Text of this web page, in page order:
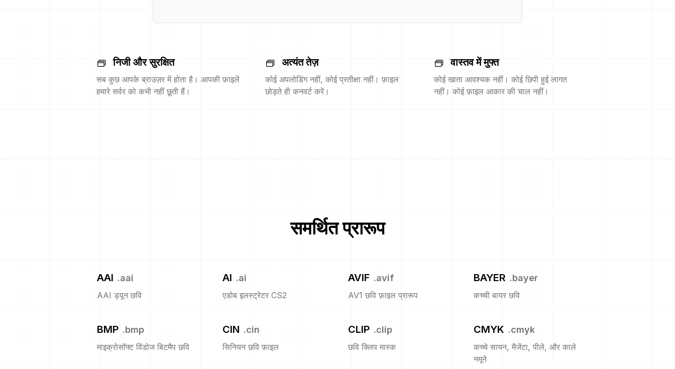
निजी और सुरक्षित
सब कुछ आपके ब्राउज़र में होता है। आपकी फ़ाइलें
हमारे सर्वर को कभी नहीं छूती हैं।
अत्यंत तेज़
कोई अपलोडिंग नहीं, कोई प्रतीक्षा नहीं। फ़ाइल
छोड़ते ही कनवर्ट करें।
वास्तव में मुफ्त
कोई खाता आवश्यक नहीं। कोई छिपी हुई लागत
नहीं। कोई फ़ाइल आकार की चाल नहीं।
समर्थित प्रारूप
AAI .aai
AAI ड्यून छवि
AI .ai
एडोब इलस्ट्रेटर CS2
AVIF .avif
AV1 छवि फ़ाइल प्रारूप
BAYER .bayer
कच्ची बायर छवि
BMP .bmp
माइक्रोसॉफ्ट विंडोज बिटमैप छवि
CIN .cin
सिनियन छवि फ़ाइल
CLIP .clip
छवि क्लिप मास्क
CMYK .cmyk
कच्चे सायन, मैजेंटा, पीले, और काले
नमूने